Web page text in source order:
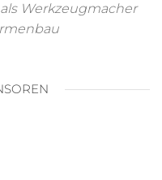
Werkzeugmacher